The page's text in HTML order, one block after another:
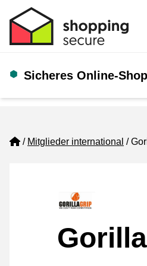
Sicheres Online-
Home
Mitglieder international